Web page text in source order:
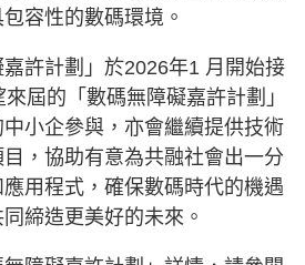
容性的數碼環境。
許計劃」於2026年1 月開始接
屆的「數碼無障礙嘉許計劃」
小企參與，亦會繼續提供技術
，協助有意為共融社會出一分
用程式，確保數碼時代的機遇
締造更美好的未來。